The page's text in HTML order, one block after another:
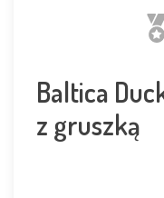
Baltica
z gruszką